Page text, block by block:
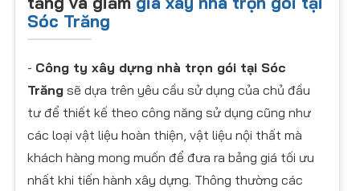
Sóc Trăng
- Công ty xây dựng nhà trọn gói tại Sóc
Trăng sẽ dựa trên yêu cầu sử dụng của chủ đầu
tư để thiết kế theo công năng sử dụng cũng như
các loại vật liệu hoàn thiện, vật liệu nội thất mà
khách hàng mong muốn để đưa ra bảng giá tối ưu
nhất khi tiến hành xây dựng. Thông thường các